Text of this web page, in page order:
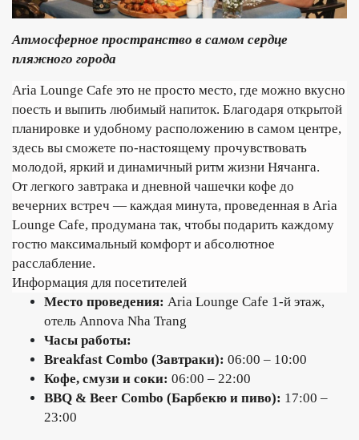
Атмосферное пространство в самом сердце
пляжного города
Aria Lounge Cafe это не просто место, где можно вкусно
поесть и выпить любимый напиток. Благодаря открытой
планировке и удобному расположению в самом центре,
здесь вы сможете по-настоящему прочувствовать
молодой, яркий и динамичный ритм жизни Нячанга.
От легкого завтрака и дневной чашечки кофе до
вечерних встреч — каждая минута, проведенная в Aria
Lounge Cafe, продумана так, чтобы подарить каждому
гостю максимальный комфорт и абсолютное
расслабление.
Информация для посетителей
Место проведения: Aria Lounge Cafe 1-й этаж,
отель Annova Nha Trang
Часы работы:
Breakfast Combo (Завтраки): 06:00 – 10:00
Кофе, смузи и соки: 06:00 – 22:00
BBQ & Beer Combo (Барбекю и пиво): 17:00 –
23:00